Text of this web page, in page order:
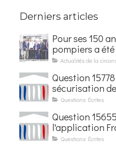
Derniers articles
Pour ses 150
pompiers a
baptisée au
Actualités de la
Question
sécurisation
électronique
Questions Écrites
Question
l'application
les contrôles
Questions Écrites